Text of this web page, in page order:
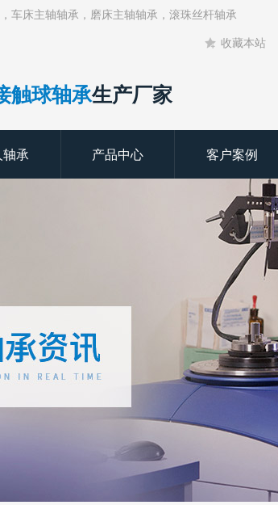
车床主轴轴承，磨床主轴轴承，滚珠丝杆轴承
收藏本站
触球轴承生产厂家
承 产品中心 客户案例